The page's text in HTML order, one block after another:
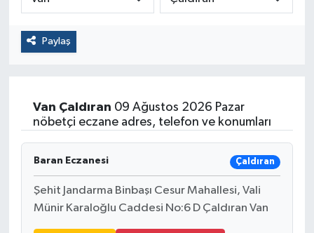
Paylaş
Van Çaldıran 09 Ağustos 2026 Pazar
nöbetçi eczane adres, telefon ve konumları
Baran Eczanesi Çaldıran
Şehit Jandarma Binbaşı Cesur Mahallesi, Vali
Münir Karaloğlu Caddesi No:6 D Çaldıran Van